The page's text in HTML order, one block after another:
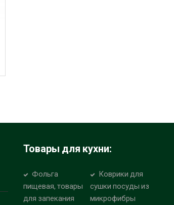
Товары для кухни:
Фольга
пищевая, товары
для запекания
Коврики для
сушки посуды из
микрофибры